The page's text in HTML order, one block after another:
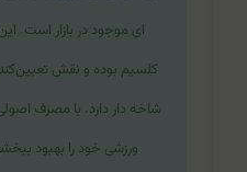
کلسیم بوده و نقش
شاخه دار دارد. با مصرف
ورزشی خود را بهبود